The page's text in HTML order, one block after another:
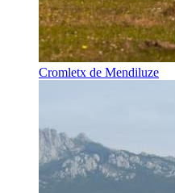
Cromletx de Mendiluze